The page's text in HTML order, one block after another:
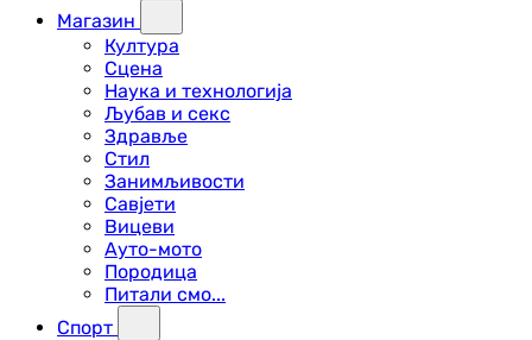
Магазин
Култура
Сцена
Наука и технологија
Љубав и секс
Здравље
Стил
Занимљивости
Савјети
Вицеви
Ауто-мото
Породица
Питали смо...
Спорт